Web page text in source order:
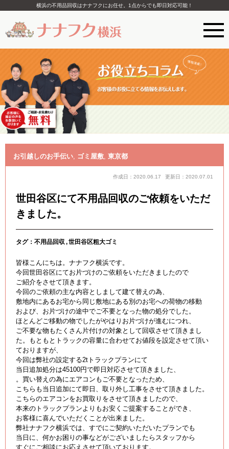
横浜の不用品回収はナナフクにお任せ。1点からでも即日対応可能！
お引越しのお手伝い, ゴミ屋敷, 東京都
作成日：2020.06.17 更新日：2020.07.01
世田谷区にて不用品回収のご依頼をいただ
きました。
タグ： 不用品回収 世田谷区粗大ゴミ
皆様こんにちは。ナナフク横浜です。
今回世田谷区にてお片づけのご依頼をいただきましたので
ご紹介をさせて頂きます。
今回のご依頼の主な内容としまして建て替えの為、
敷地内にあるお宅から同じ敷地にある別のお宅への荷物の移動
および、お片づけの途中でご不要となった物の処分でした。
ほとんどご移動の物でしたがやはりお片づけが進むにつれ、
ご不要な物もたくさん片付けの対象として回収させて頂きまし
た。もともとトラックの容量に合わせてお値段を設定させて頂い
ておりますが、
今回は弊社の設定する2tトラックプランにて
当日追加処分は45100円で即日対応させて頂きました、
。買い替えの為にエアコンもご不要となったため、
こちらも当日追加にて即日、取り外し工事をさせて頂きました。
こちらのエアコンをお買取りをさせて頂きましたので、
本来のトラックプランよりもお安くご提案することができ、
お客様に喜んでいただくことが出来ました。
弊社ナナフク横浜では、すでにご契約いただいたプランでも
当日に、何かお困りの事などがございましたらスタッフから
すぐにご相談にお応えさせて頂いております。